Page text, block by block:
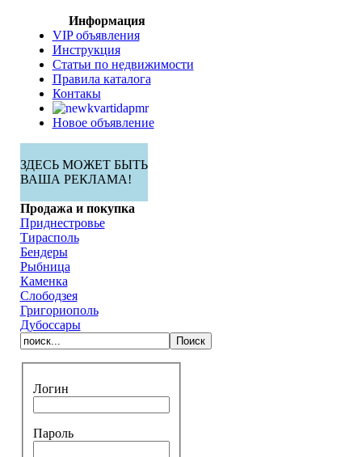
Информация
VIP объявления
Инструкция
Статьи по недвижимости
Правила каталога
Контакы
Новое объявление
ЗДЕСЬ МОЖЕТ БЫТЬ
ВАША РЕКЛАМА!
Продажа и покупка
Приднестровье
Тирасполь
Бендеры
Рыбница
Каменка
Слободзея
Григориополь
Дубоссары
Логин
Пароль